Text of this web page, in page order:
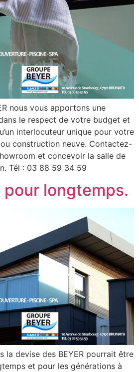
nous vous apportons une
le respect de votre budget et
interlocuteur unique pour votre
construction neuve. Contactez-
et concevoir la salle de
Tél : 03 88 59 34 59
longtemps.
la devise des BEYER pourrait être
et pour les générations à